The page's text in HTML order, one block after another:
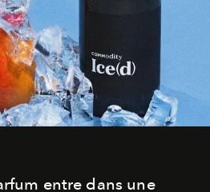
entre dans une